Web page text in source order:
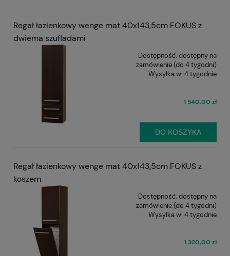
Regał łazienkowy wenge mat 40x143,5cm FOKUS z
dwiema szufladami
Dostępność: dostępny na
zamówienie (do 4 tygodni)
Wysyłka w: 4 tygodnie
1 540,00 zł
DO KOSZYKA
Regał łazienkowy wenge mat 40x143,5cm FOKUS z
koszem
Dostępność: dostępny na
zamówienie (do 4 tygodni)
Wysyłka w: 4 tygodnie
1 320,00 zł